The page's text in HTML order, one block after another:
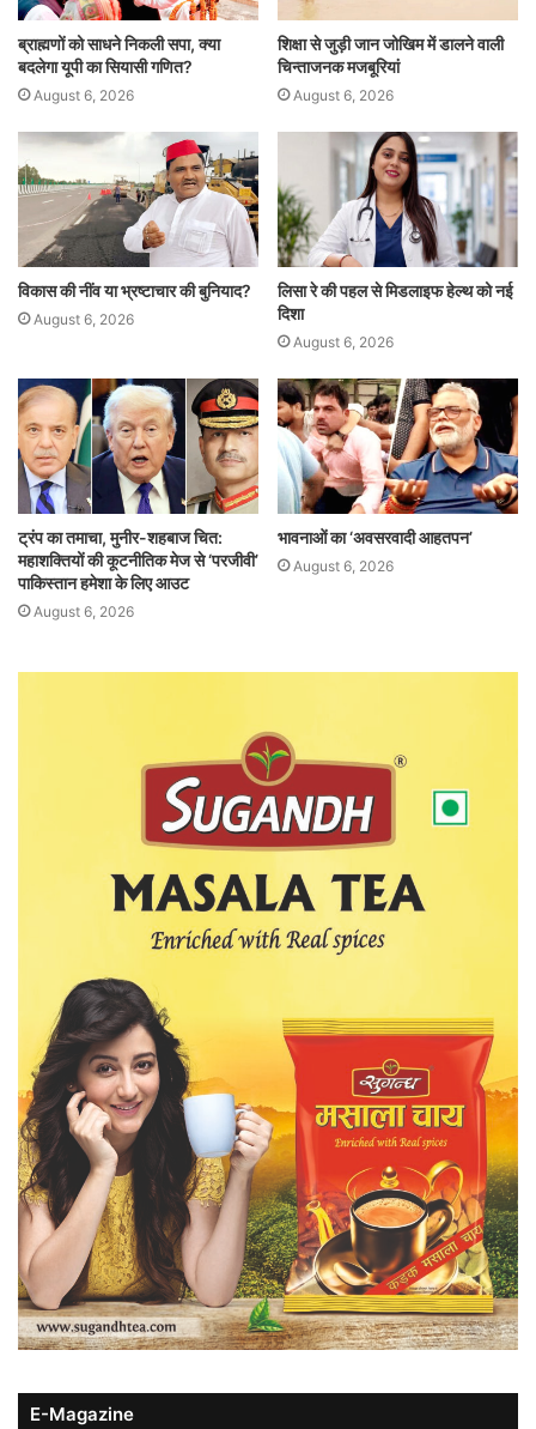
ब्राह्मणों को साधने निकली सपा, क्या
बदलेगा यूपी का सियासी गणित?
August 6, 2026
शिक्षा से जुड़ी जान जोखिम में डालने वाली
चिन्ताजनक मजबूरियां
August 6, 2026
विकास की नींव या भ्रष्टाचार की बुनियाद?
August 6, 2026
लिसा रे की पहल से मिडलाइफ हेल्थ को नई
दिशा
August 6, 2026
ट्रंप का तमाचा, मुनीर-शहबाज चित:
महाशक्तियों की कूटनीतिक मेज से ‘परजीवी’
पाकिस्तान हमेशा के लिए आउट
August 6, 2026
भावनाओं का ‘अवसरवादी आहतपन’
August 6, 2026
E-Magazine